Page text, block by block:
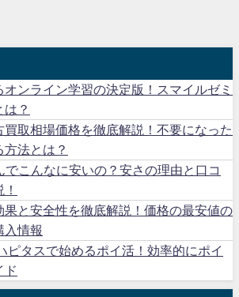
ンライン学習の決定版！スマイルゼミ
？
買取相場価格を徹底解説！不要になった
方法とは？
でこんなに安いの？安さの理由と口コ
果と安全性を徹底解説！価格の最安値の
入情報
ピタスで始めるポイ活！効率的にポイ
ド